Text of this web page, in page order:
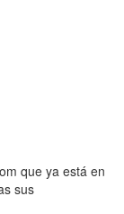
que ya está en
sus